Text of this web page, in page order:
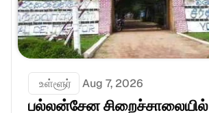
உள்ளூர் Aug 7, 2026
பல்லன்சேன சிறைச்சாலையில்